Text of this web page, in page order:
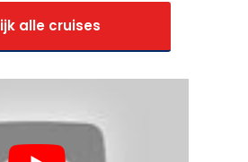
alle cruises